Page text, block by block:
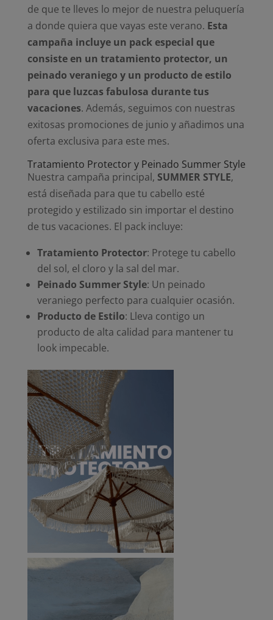
de que te lleves lo mejor de nuestra peluquería
a donde quiera que vayas este verano. Esta
campaña incluye un pack especial que
consiste en un tratamiento protector, un
peinado veraniego y un producto de estilo
para que luzcas fabulosa durante tus
vacaciones. Además, seguimos con nuestras
exitosas promociones de junio y añadimos una
oferta exclusiva para este mes.
Tratamiento Protector y Peinado Summer Style
Nuestra campaña principal, SUMMER STYLE,
está diseñada para que tu cabello esté
protegido y estilizado sin importar el destino
de tus vacaciones. El pack incluye:
Tratamiento Protector: Protege tu cabello
del sol, el cloro y la sal del mar.
Peinado Summer Style: Un peinado
veraniego perfecto para cualquier ocasión.
Producto de Estilo: Lleva contigo un
producto de alta calidad para mantener tu
look impecable.